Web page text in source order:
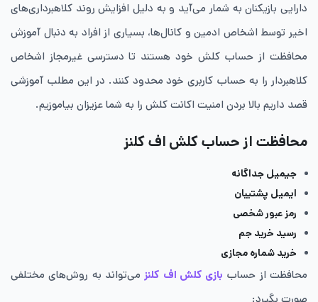
دارایی‌ بازیکنان به شمار می‌آید و به دلیل افزایش روند کلاهبرداری‌های
اخیر توسط اشخاص ادمین و کانال‌ها، بسیاری از افراد به دنبال آموزش
محافظت از حساب کلش خود هستند تا دسترسی غیرمجاز اشخاص
کلاهبردار را به حساب کاربری خود محدود کنند. در این مطلب آموزشی
قصد داریم بالا بردن امنیت اکانت کلش را به شما عزیزان بیاموزیم.
محافظت از حساب کلش اف کلنز
جیمیل جداگانه
ایمیل پشتیبان
رمز عبور شخصی
رسید خرید جم
خرید شماره مجازی
محافظت از حساب بازی کلش اف کلنز می‌تواند به روش‌های مختلفی
صورت بگیرد: